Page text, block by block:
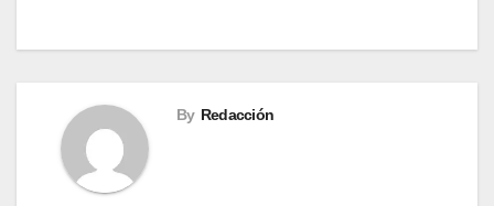
By Redacción